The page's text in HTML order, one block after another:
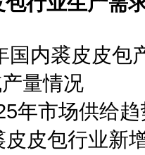
内裘皮皮包
量情况
场供给趋
包行业新增